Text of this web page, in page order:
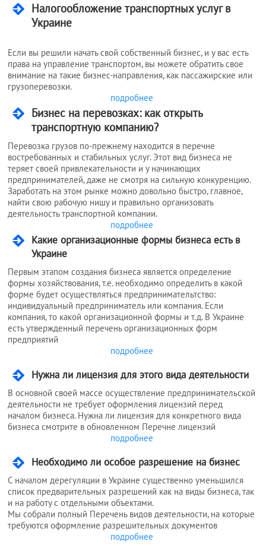
Налогообложение транспортных услуг в
Украине
Если вы решили начать свой собственный бизнес, и у вас есть
права на управление транспортом, вы можете обратить свое
внимание на такие бизнес-направления, как пассажирские или
грузоперевозки.
подробнее
Бизнес на перевозках: как открыть
транспортную компанию?
Перевозка грузов по-прежнему находится в перечне
востребованных и стабильных услуг. Этот вид бизнеса не
теряет своей привлекательности и у начинающих
предпринимателей, даже не смотря на сильную конкуренцию.
Заработать на этом рынке можно довольно быстро, главное,
найти свою рабочую нишу и правильно организовать
деятельность транспортной компании.
подробнее
Какие организационные формы бизнеса есть в
Украине
Первым этапом создания бизнеса является определение
формы хозяйствования, т.е. необходимо определить в какой
форме будет осуществляться предпринимательтство:
индивидуальный предприниматель или компания. Если
компания, то какой организационной формы и т.д. В Украине
есть утвержденный перечень организационных форм
предприятий
подробнее
Нужна ли лицензия для этого вида деятельности
В основной своей массе осуществление предпринимательской
деятельности не требует оформления лицензий перед
началом бизнеса. Нужна ли лицензия для конкретного вида
бизнеса смотрите в обновленном Перечне лицензий
подробнее
Необходимо ли особое разрешение на бизнес
С началом дерегуляции в Украине существенно уменьшился
список предварительных разрешений как на виды бизнеса, так
и на работу с отдельными объектами.
Мы собрали полный Перечень видов деятельности, на которые
требуются оформление разрешительных документов
подробнее